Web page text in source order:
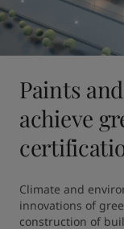
Paints
achieve
Climate and
innovations of
construction of